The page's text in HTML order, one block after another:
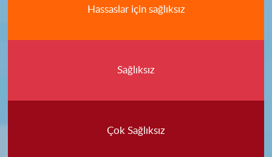
Hassaslar için sağlıksız
Sağlıksız
Çok Sağlıksız